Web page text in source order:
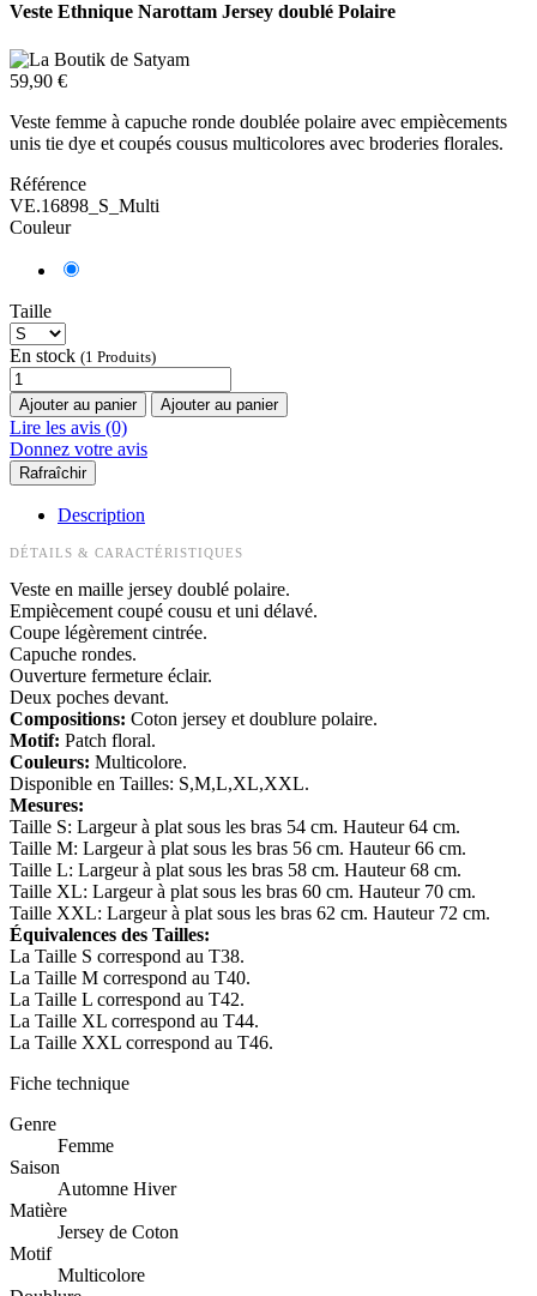
Veste Ethnique Narottam Jersey doublé Polaire
59,90 €
Veste femme à capuche ronde doublée polaire avec empiècements
unis tie dye et coupés cousus multicolores avec broderies florales.
Référence
VE.16898_S_Multi
Couleur
Taille
En stock (1 Produits)
Ajouter au panier Ajouter au panier
Lire les avis (0)
Donnez votre avis
Description
DÉTAILS & CARACTÉRISTIQUES
Veste en maille jersey doublé polaire.
Empiècement coupé cousu et uni délavé.
Coupe légèrement cintrée.
Capuche rondes.
Ouverture fermeture éclair.
Deux poches devant.
Compositions: Coton jersey et doublure polaire.
Motif: Patch floral.
Couleurs: Multicolore.
Disponible en Tailles: S,M,L,XL,XXL.
Mesures:
Taille S: Largeur à plat sous les bras 54 cm. Hauteur 64 cm.
Taille M: Largeur à plat sous les bras 56 cm. Hauteur 66 cm.
Taille L: Largeur à plat sous les bras 58 cm. Hauteur 68 cm.
Taille XL: Largeur à plat sous les bras 60 cm. Hauteur 70 cm.
Taille XXL: Largeur à plat sous les bras 62 cm. Hauteur 72 cm.
Équivalences des Tailles:
La Taille S correspond au T38.
La Taille M correspond au T40.
La Taille L correspond au T42.
La Taille XL correspond au T44.
La Taille XXL correspond au T46.
Fiche technique
Genre
Femme
Saison
Automne Hiver
Matière
Jersey de Coton
Motif
Multicolore